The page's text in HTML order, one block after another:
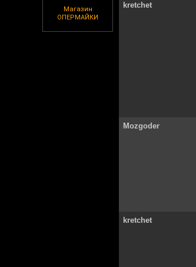
Магазин
ОПЕРМАЙКИ
kretchet
Mozgoder
kretchet